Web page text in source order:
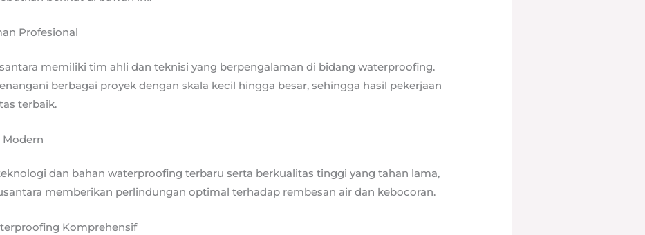
Profesional
memiliki tim ahli dan teknisi yang berpengalaman di bidang waterproofing.
berbagai proyek dengan skala kecil hingga besar, sehingga hasil pekerjaan
terbaik.
Modern
dan bahan waterproofing terbaru serta berkualitas tinggi yang tahan lama,
memberikan perlindungan optimal terhadap rembesan air dan kebocoran.
Komprehensif